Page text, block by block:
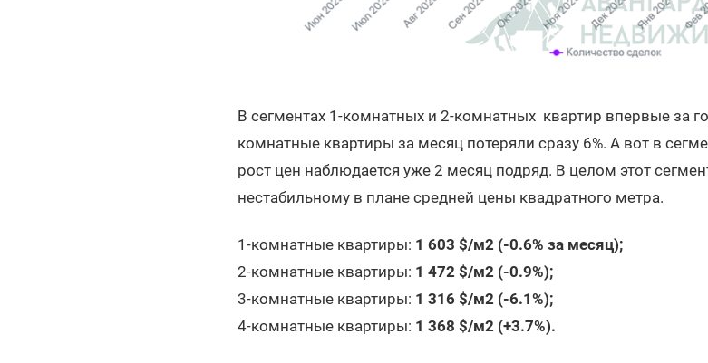
В сегментах 1-комнатных и 2-комнатных квартир впервые за
комнатные квартиры за месяц потеряли сразу 6%. А вот в
рост цен наблюдается уже 2 месяц подряд. В целом этот
нестабильному в плане средней цены квадратного метра.
1-комнатные квартиры: 1 603 $/м2 (-0.6% за месяц);
2-комнатные квартиры: 1 472 $/м2 (-0.9%);
3-комнатные квартиры: 1 316 $/м2 (-6.1%);
4-комнатные квартиры: 1 368 $/м2 (+3.7%).